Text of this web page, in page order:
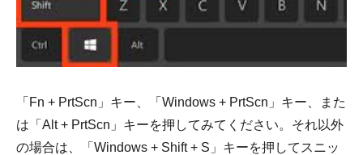
「Fn + PrtScn」キー、「Windows + PrtScn」キー、また
は「Alt + PrtScn」キーを押してみてください。それ以外
の場合は、「Windows + Shift + S」キーを押してスニッ